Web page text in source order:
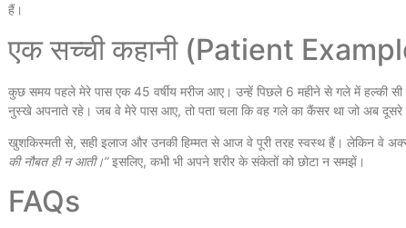
हैं।
एक सच्ची कहानी (Patient
कुछ समय पहले मेरे पास एक 45 वर्षीय मरीज आए। उन्हें पिछले 6 महीने से गले में हल्की सी
नुस्खे अपनाते रहे। जब वे मेरे पास आए, तो पता चला कि वह गले का कैंसर था जो अब
खुशकिस्मती से, सही इलाज और उनकी हिम्मत से आज वे पूरी तरह स्वस्थ हैं। लेकिन वे
की नौबत ही न आती।”इसलिए, कभी भी अपने शरीर के संकेतों को छोटा न समझें।
FAQs